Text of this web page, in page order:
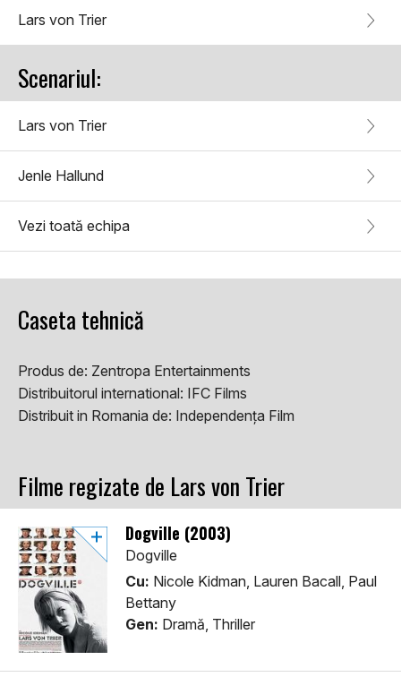
Lars von Trier
Scenariul:
Lars von Trier
Jenle Hallund
Vezi toată echipa
Caseta tehnică
Produs de: Zentropa Entertainments
Distribuitorul international: IFC Films
Distribuit in Romania de: Independența Film
Filme regizate de Lars von Trier
Dogville (2003)
Dogville
Cu: Nicole Kidman, Lauren Bacall, Paul
Bettany
Gen: Dramă, Thriller